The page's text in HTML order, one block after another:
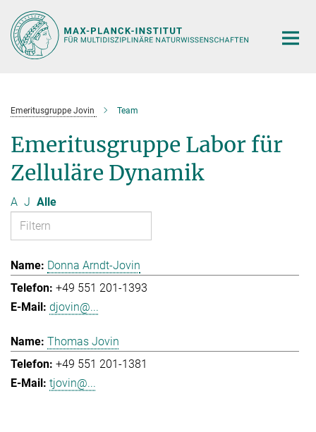
Hauptinhalt
Emeritusgruppe Jovin Team
Emeritusgruppe Labor für
Zelluläre Dynamik
A J Alle
Donna Arndt-Jovin
+49 551 201-1393
djovin@...
Thomas Jovin
+49 551 201-1381
tjovin@...